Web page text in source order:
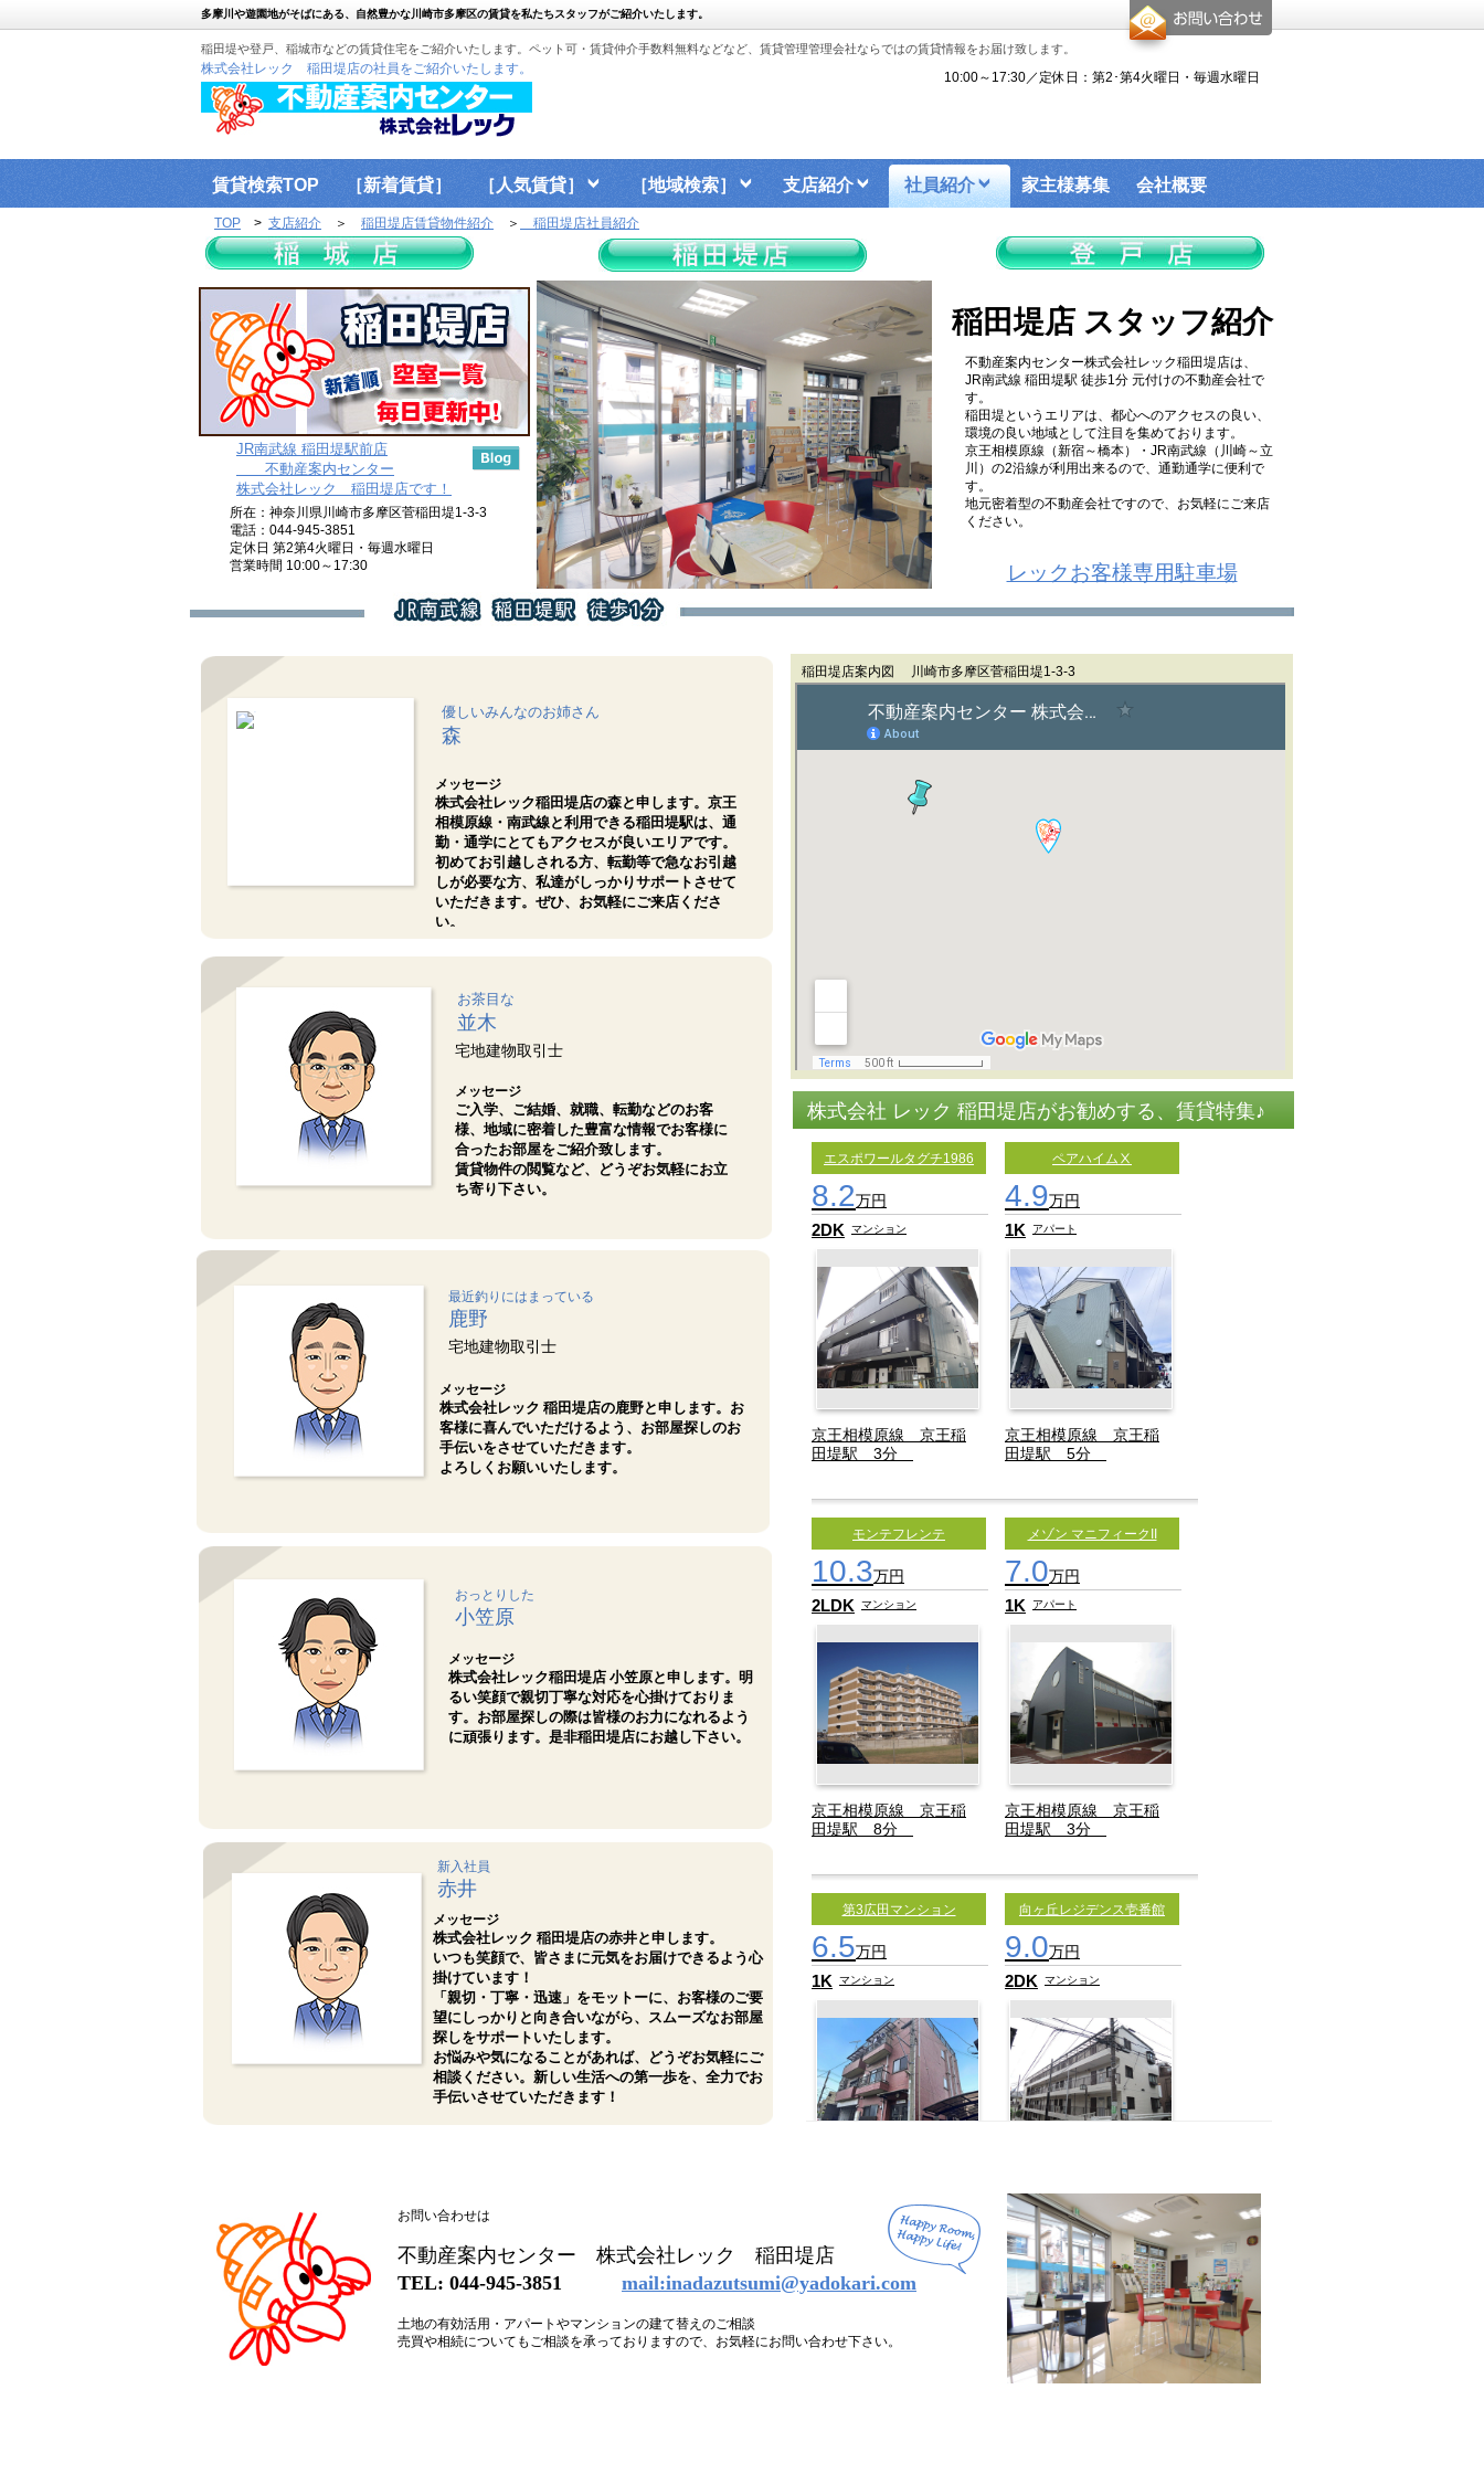
多摩川や遊園地がそばにある、自然豊かな川崎市多摩区の賃貸を私たちスタッフがご紹介いたします。
稲田堤や登戸、稲城市などの賃貸住宅をご紹介いたします。ペット可・賃貸仲介手数料無料などなど、賃貸管理管理会社ならではの賃貸情報をお届け致します。
株式会社レック 稲田堤店の社員をご紹介いたします。
10:00～17:30／定休日：第2･第4火曜日・毎週水曜日
賃貸検索TOP ［新着賃貸］ ［人気賃貸］ ［地域検索］ 支店紹介 社員紹介 家主様募集 会社概要
問合せ
TOP > 支店紹介 ＞ 稲田堤店賃貸物件紹介 ＞ 稲田堤店社員紹介
稲田堤店 スタッフ紹介
不動産案内センター株式会社レック稲田堤店は、
JR南武線 稲田堤駅 徒歩1分 元付けの不動産会社で
す。
稲田堤というエリアは、都心へのアクセスの良い、
環境の良い地域として注目を集めております。
京王相模原線（新宿～橋本）・JR南武線（川崎～立
川）の2沿線が利用出来るので、通勤通学に便利で
す。
地元密着型の不動産会社ですので、お気軽にご来店
ください。
レックお客様専用駐車場
JR南武線 稲田堤駅前店
不動産案内センター
株式会社レック 稲田堤店です！
所在：神奈川県川崎市多摩区菅稲田堤1-3-3
電話：044-945-3851
定休日 第2第4火曜日・毎週水曜日
営業時間 10:00～17:30
稲田堤店案内図 川崎市多摩区菅稲田堤1-3-3
優しいみんなのお姉さん
森
メッセージ
株式会社レック稲田堤店の森と申します。京王
相模原線・南武線と利用できる稲田堤駅は、通
勤・通学にとてもアクセスが良いエリアです。
初めてお引越しされる方、転勤等で急なお引越
しが必要な方、私達がしっかりサポートさせて
いただきます。ぜひ、お気軽にご来店くださ
い。
お茶目な
並木
宅地建物取引士
メッセージ
ご入学、ご結婚、就職、転勤などのお客
様、地域に密着した豊富な情報でお客様に
合ったお部屋をご紹介致します。
賃貸物件の閲覧など、どうぞお気軽にお立
ち寄り下さい。
株式会社 レック 稲田堤店がお勧めする、賃貸特集♪
京王相模原線 京王稲
田堤駅 3分
マンション
2DK
8.2万円
エスポワールタグチ1986
京王相模原線 京王稲
田堤駅 5分
アパート
1K
4.9万円
ペアハイムⅩ
京王相模原線 京王稲
田堤駅 8分
マンション
2LDK
10.3万円
モンテフレンテ
京王相模原線 京王稲
田堤駅 3分
アパート
1K
7.0万円
メゾン マニフィークII
マンション
1K
6.5万円
第3広田マンション
駅 6分
マンション
2DK
9.0万円
向ヶ丘レジデンス壱番館
メゾン・ランティエ
アパート
1K
3.8万円
シルキーハイツ
最近釣りにはまっている
鹿野
宅地建物取引士
メッセージ
株式会社レック 稲田堤店の鹿野と申します。お
客様に喜んでいただけるよう、お部屋探しのお
手伝いをさせていただきます。
よろしくお願いいたします。
おっとりした
小笠原
メッセージ
株式会社レック稲田堤店 小笠原と申します。明
るい笑顔で親切丁寧な対応を心掛けておりま
す。お部屋探しの際は皆様のお力になれるよう
に頑張ります。是非稲田堤店にお越し下さい。
新入社員
赤井
メッセージ
株式会社レック 稲田堤店の赤井と申します。
いつも笑顔で、皆さまに元気をお届けできるよう心
掛けています！
「親切・丁寧・迅速」をモットーに、お客様のご要
望にしっかりと向き合いながら、スムーズなお部屋
探しをサポートいたします。
お悩みや気になることがあれば、どうぞお気軽にご
相談ください。新しい生活への第一歩を、全力でお
手伝いさせていただきます！
お問い合わせは
不動産案内センター 株式会社レック 稲田堤店
TEL: 044-945-3851 mail:inadazutsumi@yadokari.com
土地の有効活用・アパートやマンションの建て替えのご相談
売買や相続についてもご相談を承っておりますので、お気軽にお問い合わせ下さい。